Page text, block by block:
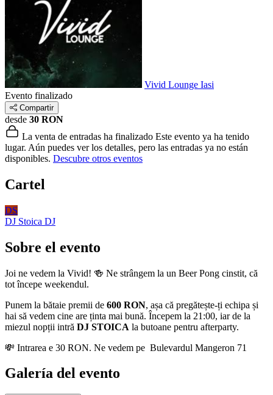
Vivid Lounge Iasi
Evento finalizado
Compartir
desde 30 RON
La venta de entradas ha finalizado Este evento ya ha tenido
lugar. Aún puedes ver los detalles, pero las entradas ya no están
disponibles. Descubre otros eventos
Cartel
DS
DJ Stoica DJ
Sobre el evento
Joi ne vedem la Vivid! 🍻 Ne strângem la un Beer Pong cinstit, că
tot începe weekendul.
Punem la bătaie premii de 600 RON, așa că pregătește-ți echipa și
hai să vedem cine are ținta mai bună. Începem la 21:00, iar de la
miezul nopții intră DJ STOICA la butoane pentru afterparty.
💸 Intrarea e 30 RON. Ne vedem pe Bulevardul Mangeron 71
Galería del evento